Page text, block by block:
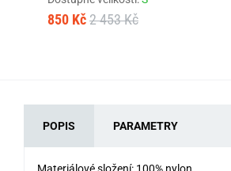
850 Kč 2 453 Kč
POPIS PARAMETRY